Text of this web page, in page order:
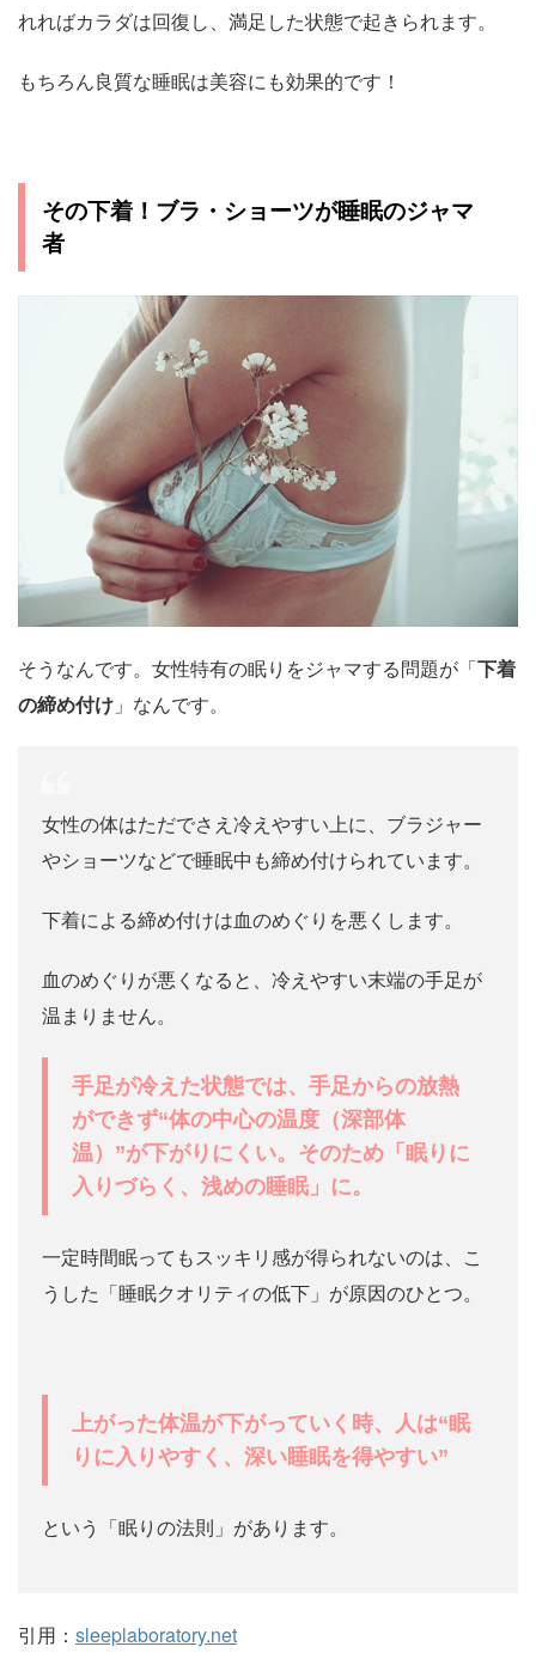
れればカラダは回復し、満足した状態で起きられます。
もちろん良質な睡眠は美容にも効果的です！
その下着！ブラ・ショーツが睡眠のジャマ
者
そうなんです。女性特有の眠りをジャマする問題が「下着
の締め付け 」なんです。
女性の体はただでさえ冷えやすい上に、ブラジャー
やショーツなどで睡眠中も締め付けられています。
下着による締め付けは血のめぐりを悪くします。
血のめぐりが悪くなると、冷えやすい末端の手足が
温まりません。
手足が冷えた状態では、手足からの放熱
ができず“体の中心の温度（深部体
温）”が下がりにくい。そのため「眠りに
入りづらく、浅めの睡眠」に。
一定時間眠ってもスッキリ感が得られないのは、こ
うした「睡眠クオリティの低下」が原因のひとつ。
上がった体温が下がっていく時、人は“眠
りに入りやすく、深い睡眠を得やすい”
という「眠りの法則」があります。
引用： sleeplaboratory.net